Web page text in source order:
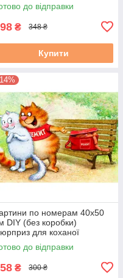
до відправки
₴ 348 ₴
Купити
по номерам 40х50
DIY (без коробки)
для коханої
до відправки
₴ 300 ₴